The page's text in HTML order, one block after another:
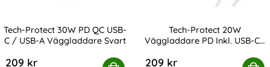
Tech-Protect 30W PD QC USB-
C / USB-A Väggladdare Svart
209 kr
Tech-Protect 20W
Väggladdare PD Inkl. USB-C -
209 kr